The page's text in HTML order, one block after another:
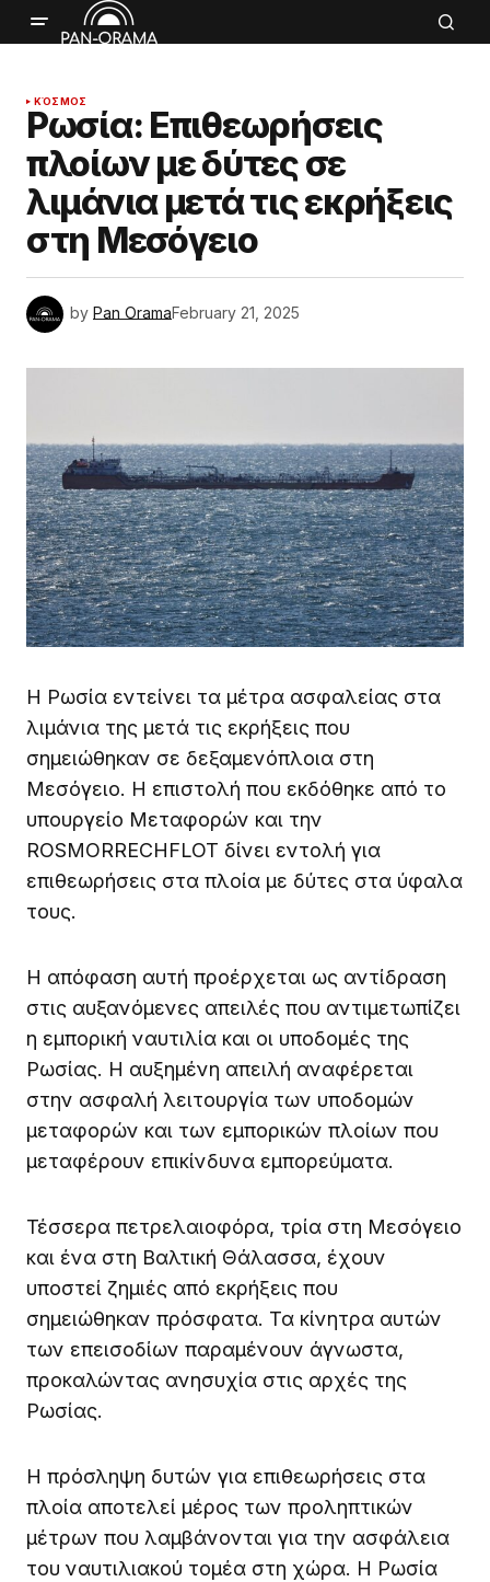
ΚΌΣΜΟΣ
Ρωσία: Επιθεωρήσεις
πλοίων με δύτες σε
λιμάνια μετά τις εκρήξεις
στη Μεσόγειο
by Pan OramaFebruary 21, 2025
Η Ρωσία εντείνει τα μέτρα ασφαλείας στα
λιμάνια της μετά τις εκρήξεις που
σημειώθηκαν σε δεξαμενόπλοια στη
Μεσόγειο. Η επιστολή που εκδόθηκε από το
υπουργείο Μεταφορών και την
ROSMORRECHFLOT δίνει εντολή για
επιθεωρήσεις στα πλοία με δύτες στα ύφαλα
τους.
Η απόφαση αυτή προέρχεται ως αντίδραση
στις αυξανόμενες απειλές που αντιμετωπίζει
η εμπορική ναυτιλία και οι υποδομές της
Ρωσίας. Η αυξημένη απειλή αναφέρεται
στην ασφαλή λειτουργία των υποδομών
μεταφορών και των εμπορικών πλοίων που
μεταφέρουν επικίνδυνα εμπορεύματα.
Τέσσερα πετρελαιοφόρα, τρία στη Μεσόγειο
και ένα στη Βαλτική Θάλασσα, έχουν
υποστεί ζημιές από εκρήξεις που
σημειώθηκαν πρόσφατα. Τα κίνητρα αυτών
των επεισοδίων παραμένουν άγνωστα,
προκαλώντας ανησυχία στις αρχές της
Ρωσίας.
Η πρόσληψη δυτών για επιθεωρήσεις στα
πλοία αποτελεί μέρος των προληπτικών
μέτρων που λαμβάνονται για την ασφάλεια
του ναυτιλιακού τομέα στη χώρα. Η Ρωσία